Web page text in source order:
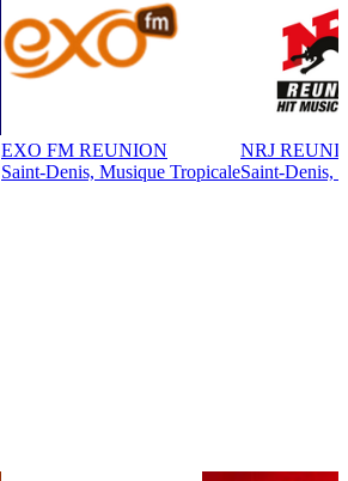
EXO FM REUNION
Saint-Denis, Musique Tropicale
NRJ
Saint-Denis,